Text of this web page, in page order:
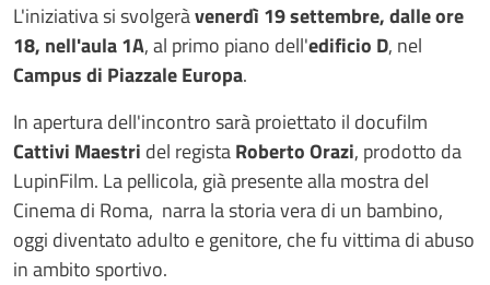
L'iniziativa si svolgeràvenerdì 19 settembre, dalle ore
18, nell'aula 1A, al primo piano dell'edificio D, nel
Campus di Piazzale Europa.
In apertura dell'incontro sarà proiettato il docufilm
Cattivi Maestri del registaRoberto Orazi, prodotto da
LupinFilm. La pellicola, già presente alla mostra del
Cinema di Roma, narra la storia vera di un bambino,
oggi diventato adulto e genitore, che fu vittima di abuso
in ambito sportivo.